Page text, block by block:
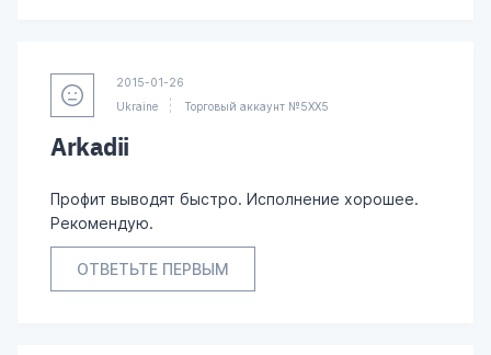
2015-01-26
Ukraine
Торговый аккаунт №5XX5
Arkadii
Профит выводят быстро. Исполнение хорошее.
Рекомендую.
ОТВЕТЬТЕ ПЕРВЫМ